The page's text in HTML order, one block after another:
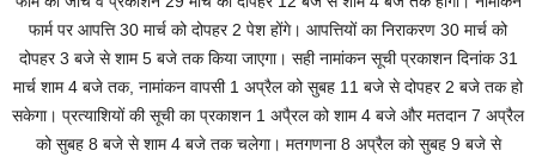
फार्म पर आपत्ति 30 मार्च को दोपहर 2 पेश होंगे। आपत्तियों का निराकरण 30 मार्च को
दोपहर 3 बजे से शाम 5 बजे तक किया जाएगा। सही नामांकन सूची प्रकाशन दिनांक 31
मार्च शाम 4 बजे तक, नामांकन वापसी 1 अप्रैल को सुबह 11 बजे से दोपहर 2 बजे तक हो
सकेगा। प्रत्याशियों की सूची का प्रकाशन 1 अपै्रल को शाम 4 बजे और मतदान 7 अप्रैल
को सुबह 8 बजे से शाम 4 बजे तक चलेगा। मतगणना 8 अप्रैल को सुबह 9 बजे से